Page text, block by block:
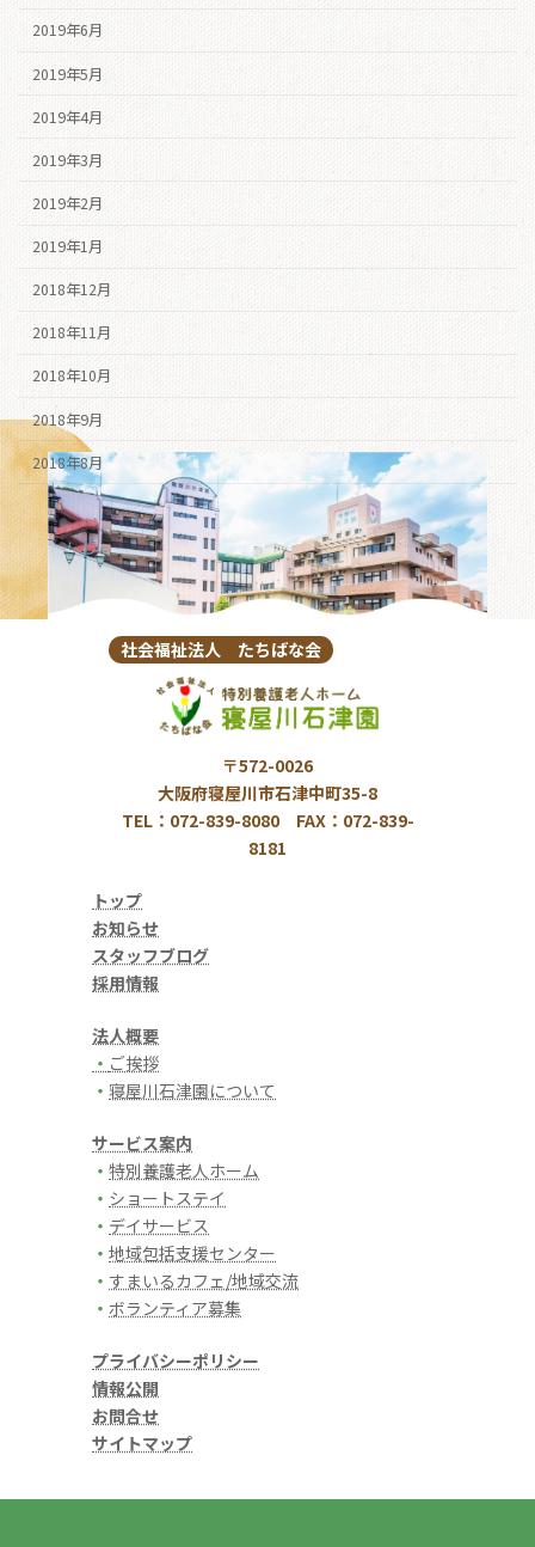
2019年6月
2019年5月
2019年4月
2019年3月
2019年2月
2019年1月
2018年12月
2018年11月
2018年10月
2018年9月
2018年8月
社会福祉法人 たちばな会
〒572-0026
大阪府寝屋川市石津中町35-8
TEL：072-839-8080 FAX：072-839-
8181
トップ
お知らせ
スタッフブログ
採用情報
法人概要
・ ご挨拶
・ 寝屋川石津園について
サービス案内
・ 特別養護老人ホーム
・ ショートステイ
・ デイサービス
・ 地域包括支援センター
・ すまいるカフェ/地域交流
・ ボランティア募集
プライバシーポリシー
情報公開
お問合せ
サイトマップ